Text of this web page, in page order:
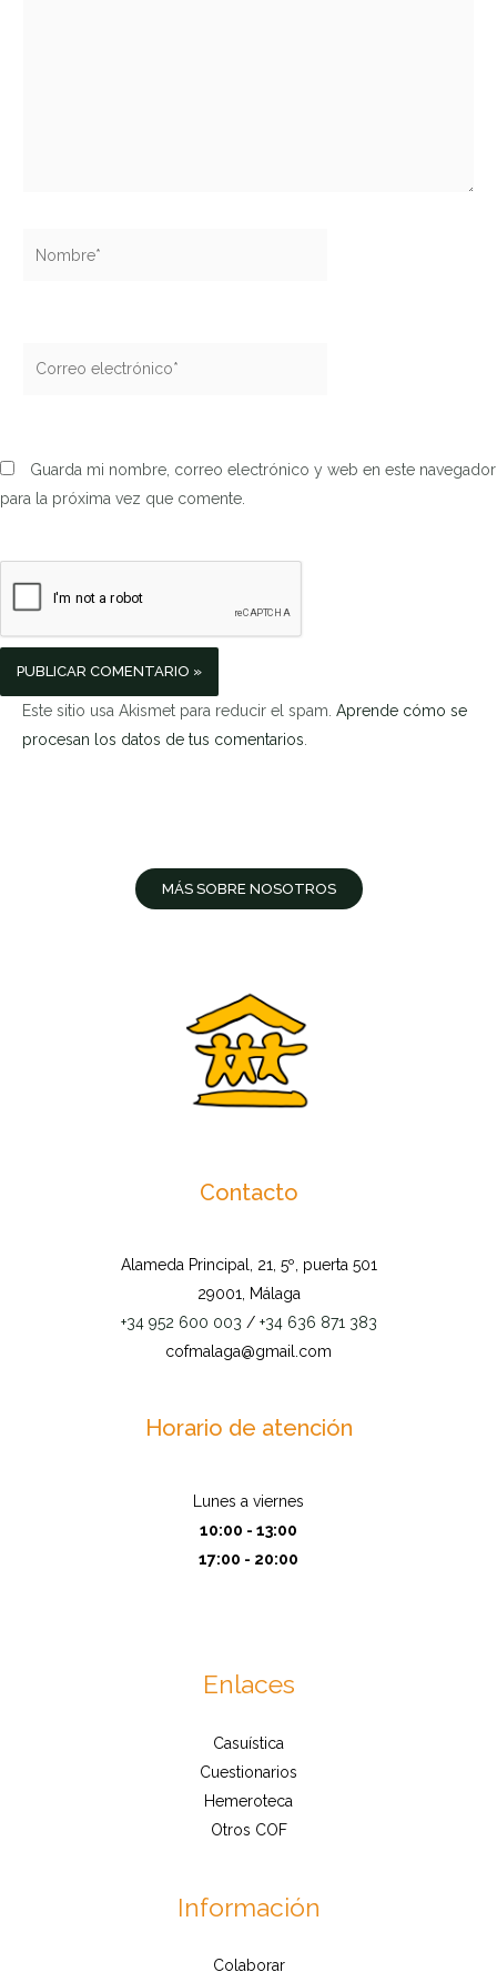
MÁS SOBRE NOSOTROS
Guarda mi nombre, correo electrónico y web en este navegador
para la próxima vez que comente.
Este sitio usa Akismet para reducir el spam. Aprende cómo se
procesan los datos de tus comentarios
Contacto
Alameda Principal, 21, 5º, puerta 501
29001, Málaga
+34 952 600 003 / +34 636 871 383
cofmalaga@gmail.com
Horario de atención
Lunes a viernes
10:00 - 13:00
17:00 - 20:00
Enlaces
Casuística
Cuestionarios
Hemeroteca
Otros COF
Información
Colaborar